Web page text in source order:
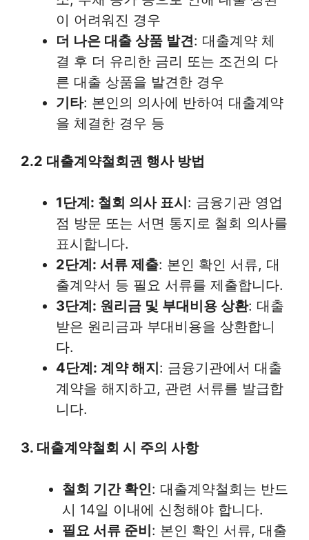
이 어려워진 경우
더 나은 대출 상품 발견: 대출계약 체
결 후 더 유리한 금리 또는 조건의 다
른 대출 상품을 발견한 경우
기타: 본인의 의사에 반하여 대출계약
을 체결한 경우 등
2.2 대출계약철회권 행사 방법
1단계: 철회 의사 표시: 금융기관 영업
점 방문 또는 서면 통지로 철회 의사를
표시합니다.
2단계: 서류 제출: 본인 확인 서류, 대
출계약서 등 필요 서류를 제출합니다.
3단계: 원리금 및 부대비용 상환: 대출
받은 원리금과 부대비용을 상환합니
다.
4단계: 계약 해지: 금융기관에서 대출
계약을 해지하고, 관련 서류를 발급합
니다.
3. 대출계약철회 시 주의 사항
철회 기간 확인: 대출계약철회는 반드
시 14일 이내에 신청해야 합니다.
필요 서류 준비: 본인 확인 서류, 대출